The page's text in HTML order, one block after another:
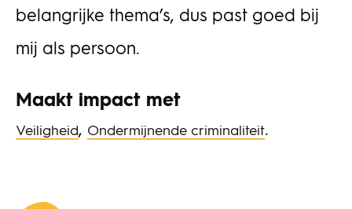
belangrijke thema’s, dus past goed bij
mij als persoon.
Maakt impact met
Veiligheid, Ondermijnende criminaliteit.